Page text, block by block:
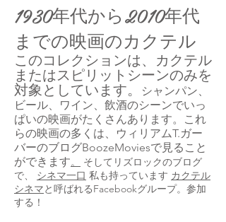
1930年代から2010年代
までの映画のカクテル
このコレクションは、カクテル
またはスピリットシーンのみを
対象としています。
シャンパン、
ビール、ワイン、飲酒のシーンでいっ
ぱいの映画がたくさんあります。これ
らの映画の多くは、ウィリアムT.ガー
バーのブログBoozeMoviesで見ること
ができます。
そしてリズロックのブログ
で、
シネマ一口 私も持っています カクテル
シネマと呼ばれるFacebookグループ。参加
する！